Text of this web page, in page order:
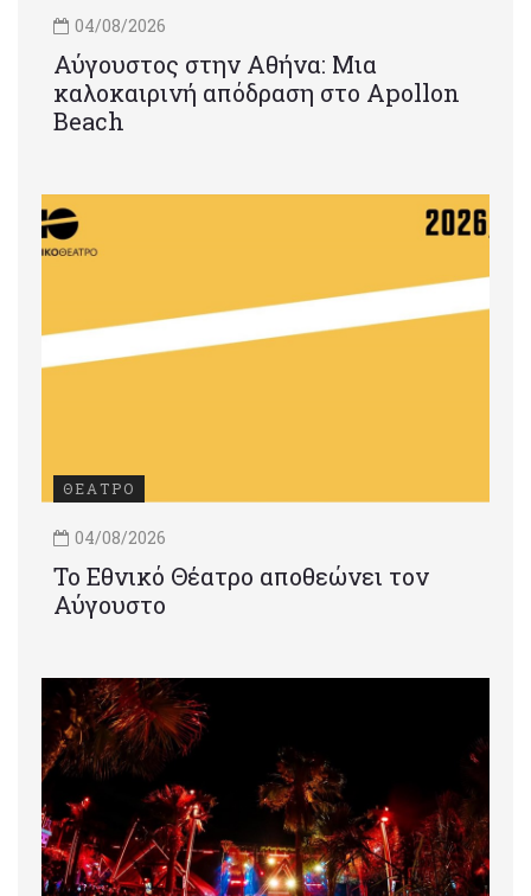
04/08/2026
Αύγουστος στην Αθήνα: Μια
καλοκαιρινή απόδραση στο Apollon
Beach
ΘΕΑΤΡΟ
04/08/2026
Το Εθνικό Θέατρο αποθεώνει τον
Αύγουστο